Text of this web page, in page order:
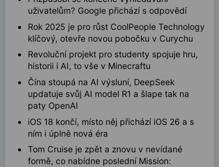
uživatelům? Google přichází s odpovědí
Rok 2025 je pro růst CoolPeople Technology
klíčový, otevře novou pobočku v Curychu
Revoluční projekt pro studenty spojuje hru,
historii i AI, to vše v Minecraftu
Čína stoupá na AI výsluní, DeepSeek
updatuje svůj AI model R1 a šlape tak na
paty OpenAI
iOS 18 končí, místo něj přichází iOS 26 a s
ním i úplně nová éra
Tom Cruise je zpět a znovu v nevídané
formě, co nabídne poslední Mission: